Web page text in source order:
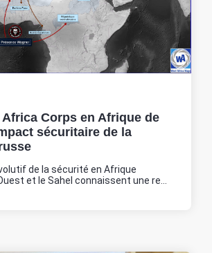
Africa Corps en Afrique de
sécuritaire de la
de la sécurité en Afrique
et le Sahel connaissent une re...